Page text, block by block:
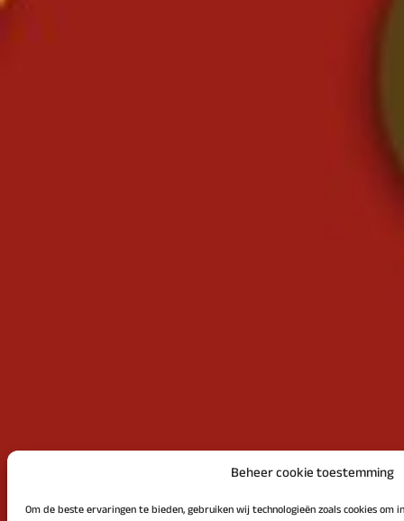
Beheer cookie toestemming
Om de beste ervaringen te bieden, gebruiken wij technologieën zoals cookies